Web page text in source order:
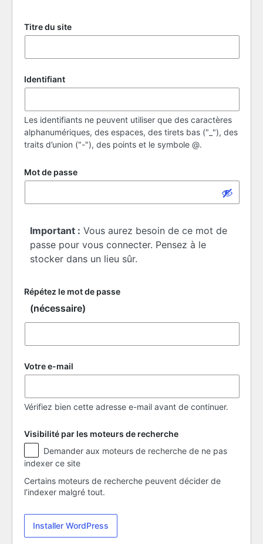
Titre du site
Identifiant
Les identifiants ne peuvent utiliser que des caractères
alphanumériques, des espaces, des tirets bas ("_"), des
traits d’union ("-"), des points et le symbole @.
Mot de passe
Important : Vous aurez besoin de ce mot de
passe pour vous connecter. Pensez à le
stocker dans un lieu sûr.
Répétez le mot de passe
(nécessaire)
Votre e-mail
Vérifiez bien cette adresse e-mail avant de continuer.
Visibilité par les moteurs de recherche
Visibilité
par
les
moteurs
de
indexer ce site
Certains moteurs de recherche peuvent décider de
l’indexer malgré tout.